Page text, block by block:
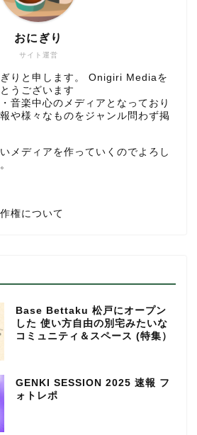
サイト運営
おにぎり
りと申します。 Onigiri Mediaを
うございます
音楽中心のメディアとなっており
や様々なものをジャンル問わず掲
メディアを作っていくのでよろし
権について
Base Bettaku 松戸にオープン
した 使い方自由の別宅みたいな
コミュニティ＆スペース (特集）
GENKI SESSION 2025 速報 フ
ォトレポ